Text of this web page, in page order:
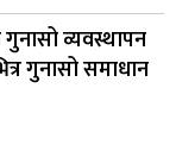
व्यवस्थापन
गुनासो समाधान